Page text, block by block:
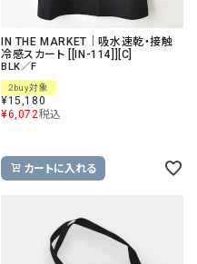
IN THE MARKET｜吸水速乾・接触
冷感スカート [[IN-114]][C]
BLK／F
2buy対象
¥15,180
¥6,072税込
カートに入れる